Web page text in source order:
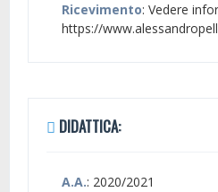
Ricevimento: Vedere
https://
DIDATTICA:
A.A.: 2020/2021